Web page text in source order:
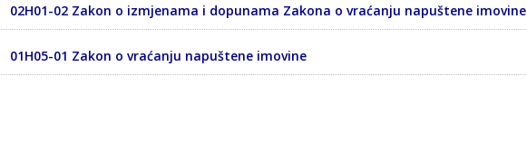
02H01-02 Zakon o izmjenama i dopunama Zakona o vraćanju napuštene imovine
01H05-01 Zakon o vraćanju napuštene imovine